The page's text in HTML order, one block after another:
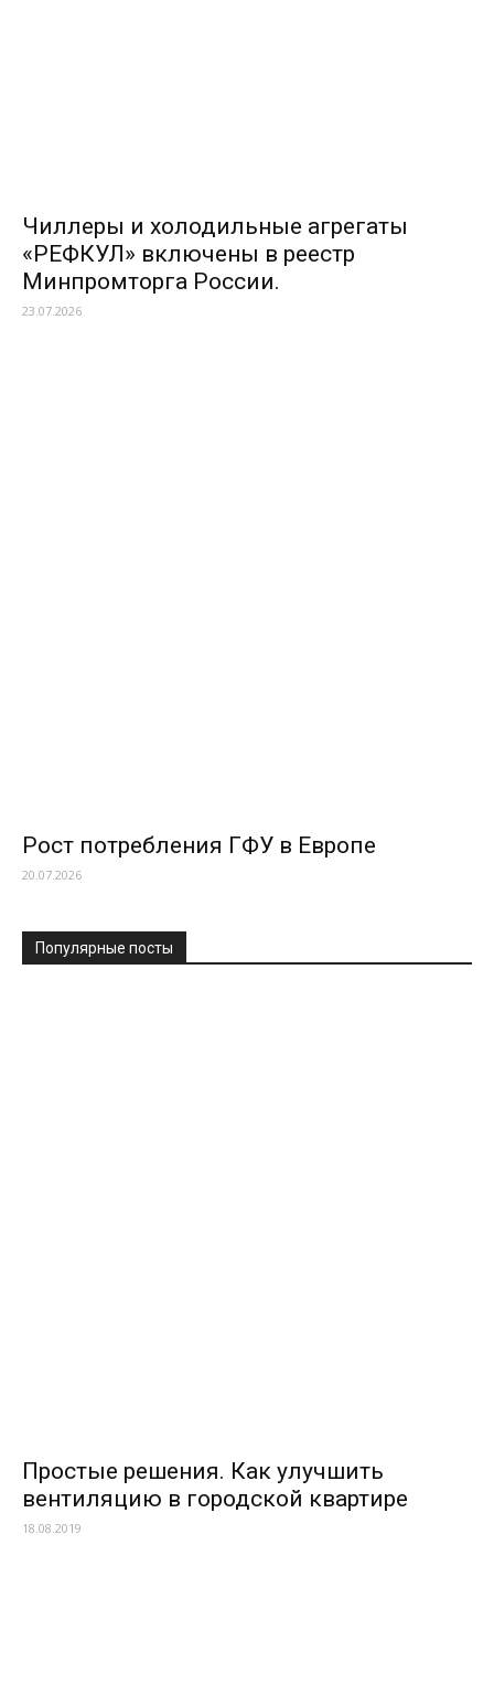
Чиллеры и холодильные агрегаты
«РЕФКУЛ» включены в реестр
Минпромторга России.
23.07.2026
Рост потребления ГФУ в Европе
20.07.2026
Популярные посты
Простые решения. Как улучшить
вентиляцию в городской квартире
18.08.2019